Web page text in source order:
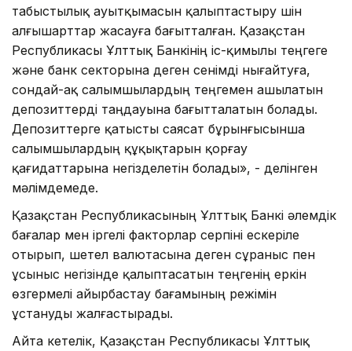
табыстылық ауытқымасын қалыптастыру үшін
алғышарттар жасауға бағытталған. Қазақстан
Республикасы Ұлттық Банкінің іс-қимылы теңгеге
және банк секторына деген сенімді нығайтуға,
сондай-ақ салымшылардың теңгемен ашылатын
депозиттерді таңдауына бағытталатын болады.
Депозиттерге қатысты саясат бұрынғысынша
салымшылардың құқықтарын қорғау
қағидаттарына негізделетін болады», - делінген
мәлімдемеде.
Қазақстан Республикасының Ұлттық Банкі әлемдік
бағалар мен іргелі факторлар серпіні ескеріле
отырып, шетел валютасына деген сұраныс пен
ұсыныс негізінде қалыптасатын теңгенің еркін
өзгермелі айырбастау бағамының режімін
ұстануды жалғастырады.
Айта кетелік, Қазақстан Республикасы Ұлттық